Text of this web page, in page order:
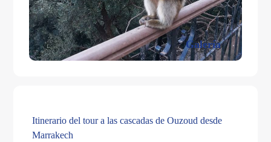
Galería
Itinerario del tour a las cascadas de Ouzoud desde
Marrakech